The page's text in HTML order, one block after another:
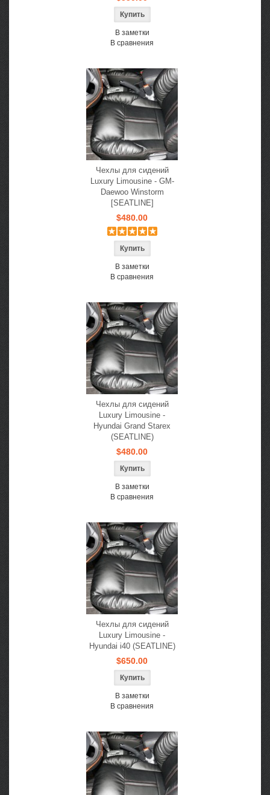
В заметки
В сравнения
Чехлы для сидений
Luxury Limousine - GM-
Daewoo Winstorm
[SEATLINE]
$480.00
В заметки
В сравнения
Чехлы для сидений
Luxury Limousine -
Hyundai Grand Starex
(SEATLINE)
$480.00
В заметки
В сравнения
Чехлы для сидений
Luxury Limousine -
Hyundai i40 (SEATLINE)
$650.00
В заметки
В сравнения